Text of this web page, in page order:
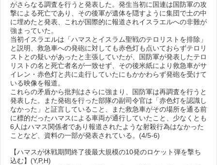
がさらなる調査を行うと発表した。発生当初に国連は国防軍の攻
撃による死亡であり、その後軍が遺体を隠すように集団で土の中
に埋めたと発表、これが国際的に報道されイスラエルへの非難が
強まっていた。
当初イスラエルは「ハマスとイスラム聖戦のテロリストを排除」
と説明、救急車への発砲に対しても赤色灯も点いておらずテロリ
ストとの疑いがあったと主張していたが、国防軍が発表したテロ
リストの名と死亡者名が一致せず、その後米紙により救急車がサ
イレン・赤色灯と共に走行していたにもかかわらず発砲を受けて
いる映像を報道。
これらの矛盾から批判はさらに強まり、国防軍は再調査を行うと
発表した。また発砲を行った部隊の副司令官は「赤色灯を認識し
なかった」と証言していること、また救急車がその場所を通る前
に標的だったハマスによる車両が通行していたこと、少なくとも
6人はハマス関係者であり報道されたような射殺行為はなかった
ことなど、資料の一部が発表されている。(4/5-6)
【ハマスが休戦期間終了後最大規模の10発のロケット弾を撃ち
込む】(Y,P,H)